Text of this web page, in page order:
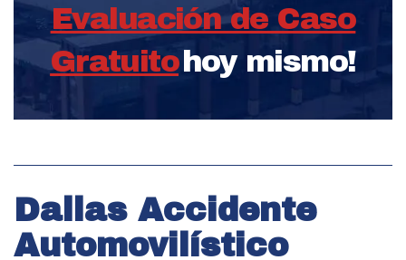
Evaluación de Caso
Gratuitohoy mismo!
Dallas Accidente
Automovilístico